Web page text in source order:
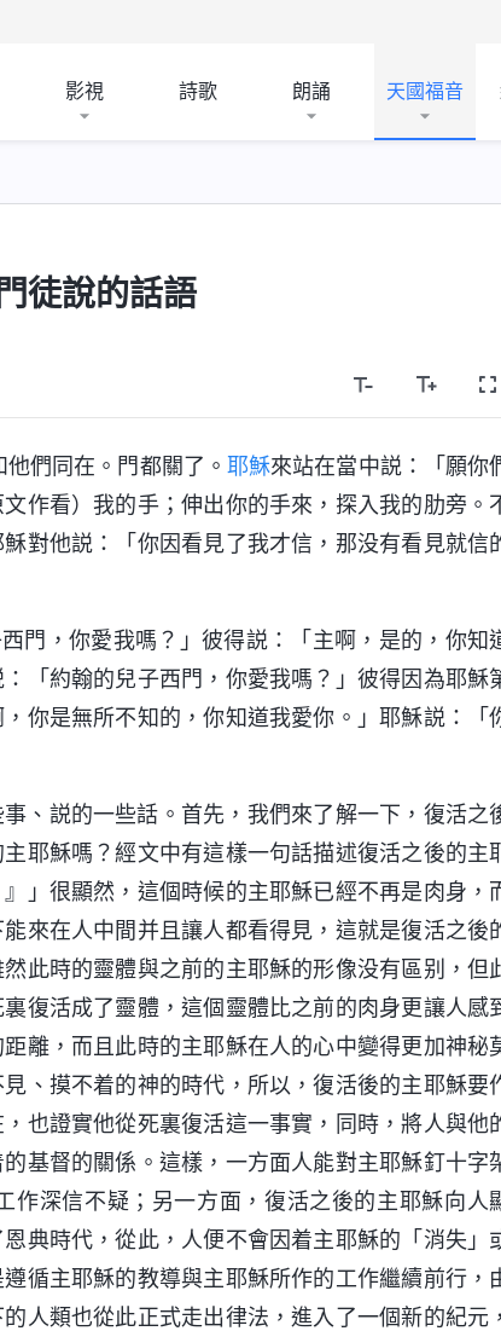
影視 詩歌 朗誦 天國福音
徒說的話語
們同在。門都關了。 耶穌來站在當中説：「願你
作看）我的手；伸出你的手來，探入我的肋旁。
對他説：「你因看見了我才信，那没有看見就信
門，你愛我嗎？」彼得説：「主啊，是的，你知
「約翰的兒子西門，你愛我嗎？」彼得因為耶穌
你是無所不知的，你知道我愛你。」耶穌説：「
、説的一些話。首先，我們來了解一下，復活之
耶穌嗎？經文中有這樣一句話描述復活之後的主
」很顯然，這個時候的主耶穌已經不再是肉身，
來在人中間并且讓人都看得見，這就是復活之後
此時的靈體與之前的主耶穌的形像没有區别，但
復活成了靈體，這個靈體比之前的肉身更讓人感
離，而且此時的主耶穌在人的心中變得更加神秘
、摸不着的神的時代，所以，復活後的主耶穌要
也證實他從死裏復活這一事實，同時，將人與他
基督的關係。這樣，一方面人能對主耶穌釘十字
作深信不疑；另一方面，復活之後的主耶穌向人
典時代，從此，人便不會因着主耶穌的「消失」
循主耶穌的教導與主耶穌所作的工作繼續前行，
人類也從此正式走出律法，進入了一個新的紀元